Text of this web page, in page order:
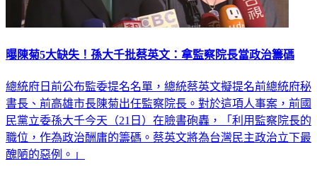
曝陳菊5大缺失！孫大千批蔡英文：拿監察院長當政治籌碼
總統府日前公布監委提名名單，總統蔡英文擬提名前總統府秘
書長、前高雄市長陳菊出任監察院長。對於這項人事案，前國
民黨立委孫大千今天（21日）在臉書砲轟，「利用監察院長的
職位，作為政治酬庸的籌碼。蔡英文將為台灣民主政治立下最
醜陋的惡例。」